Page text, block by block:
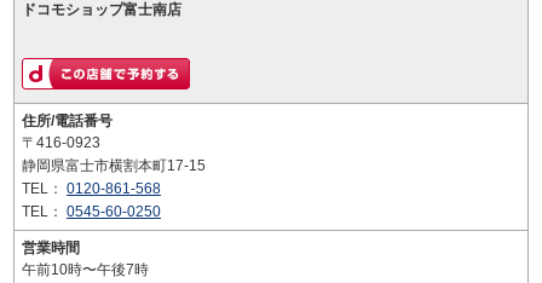
ドコモショップ富士南店
住所/電話番号
〒416-0923
静岡県富士市横割本町17-15
TEL： 0120-861-568
TEL： 0545-60-0250
営業時間
午前10時〜午後7時